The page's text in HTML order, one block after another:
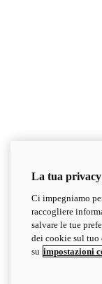
La tua
Ci impegniamo
raccogliere
salvare le tue
dei cookie sul tuo
su impostazioni